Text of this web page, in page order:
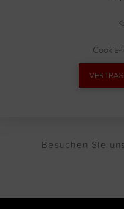
Cookie-
Besuchen Sie